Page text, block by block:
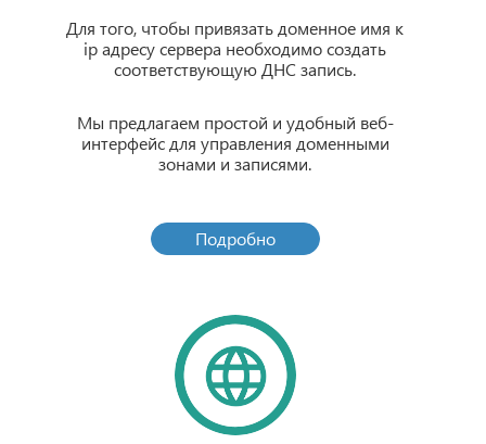
Для того, чтобы привязать доменное имя к
ip адресу сервера необходимо создать
соответствующую ДНС запись.
Мы предлагаем простой и удобный веб-
интерфейс для управления доменными
зонами и записями.
Подробно